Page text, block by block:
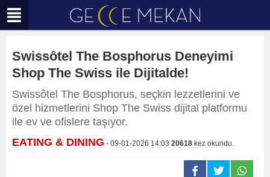
Swissôtel The Bosphorus Deneyimi
Shop The Swiss ile Dijitalde!
Swissôtel The Bosphorus, seçkin lezzetlerini ve
özel hizmetlerini Shop The Swiss dijital platformu
ile ev ve ofislere taşıyor.
EATING & DINING - 09-01-2026 14:03 20618 kez okundu.